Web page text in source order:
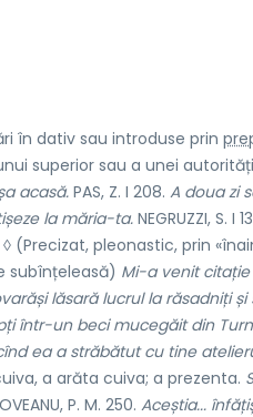
în dativ sau introduse prin
superior sau a unei
acasă. PAS, Z. I 208. A doua zi
la măria-ta. NEGRUZZI, S. I
◊ (Precizat, pleonastic, prin
subînțeleasă) Mi-a venit
lăsară lucrul la răsadniți și
într-un beci mucegăit din
ea a străbătut cu tine
a arăta cuiva; a prezenta.
P. M. 250. Aceștia...